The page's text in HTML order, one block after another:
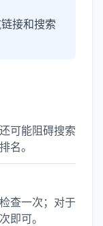
接和搜索
可能阻碍搜索
名。
查一次；对于
即可。